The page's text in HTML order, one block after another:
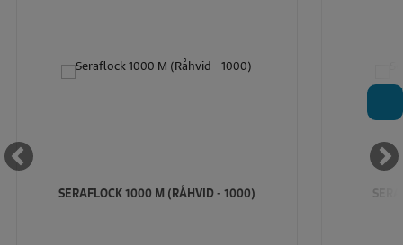
SERAFLOCK 1000 M (RÅHVID - 1000)